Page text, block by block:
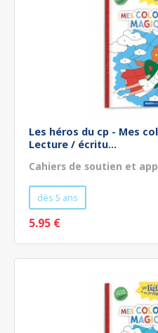
Les héros du cp - Mes
Lecture / écritu...
Cahiers de soutien et
dès 5 ans
5.95 €